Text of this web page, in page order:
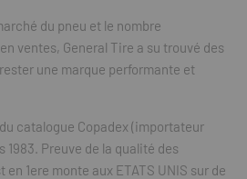
du pneu et le nombre
ventes, General Tire a su trouvé des
une marque performante et
catalogue Copadex (importateur
Preuve de la qualité des
1ere monte aux ETATS UNIS sur de